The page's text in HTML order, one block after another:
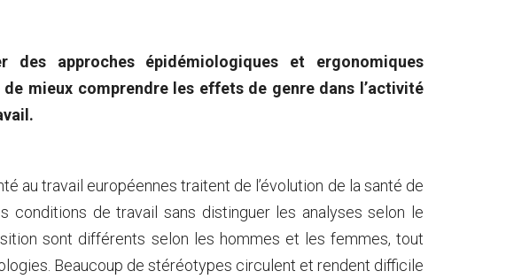
des approches épidémiologiques et ergonomiques
mieux comprendre les effets de genre dans l’activité
au travail européennes traitent de l’évolution de la santé de
conditions de travail sans distinguer les analyses selon le
sont différents selon les hommes et les femmes, tout
Beaucoup de stéréotypes circulent et rendent difficile